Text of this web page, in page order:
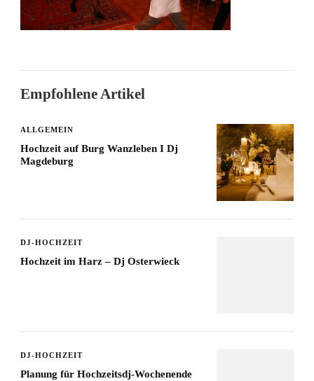
Empfohlene Artikel
ALLGEMEIN
Hochzeit auf Burg Wanzleben I Dj
Magdeburg
DJ-HOCHZEIT
Hochzeit im Harz – Dj Osterwieck
DJ-HOCHZEIT
Planung für Hochzeitsdj-Wochenende